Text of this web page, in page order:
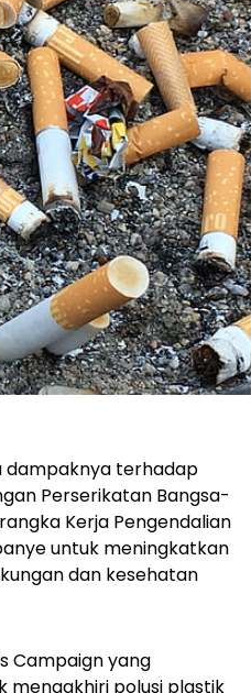
dampaknya terhadap
Perserikatan Bangsa-
Kerja Pengendalian
untuk meningkatkan
dan kesehatan
Campaignyang
mengakhiri polusi plastik